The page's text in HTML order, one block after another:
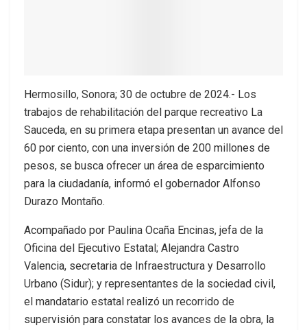
Hermosillo, Sonora; 30 de octubre de 2024.- Los
trabajos de rehabilitación del parque recreativo La
Sauceda, en su primera etapa presentan un avance del
60 por ciento, con una inversión de 200 millones de
pesos, se busca ofrecer un área de esparcimiento
para la ciudadanía, informó el gobernador Alfonso
Durazo Montaño.
Acompañado por Paulina Ocaña Encinas, jefa de la
Oficina del Ejecutivo Estatal; Alejandra Castro
Valencia, secretaria de Infraestructura y Desarrollo
Urbano (Sidur); y representantes de la sociedad civil,
el mandatario estatal realizó un recorrido de
supervisión para constatar los avances de la obra, la